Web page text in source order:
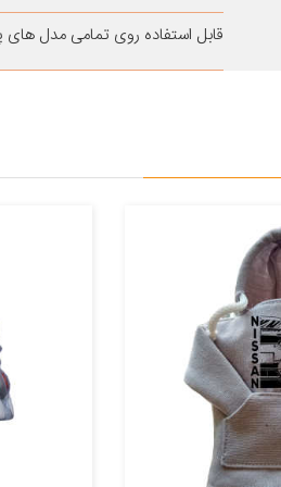
قابل استفاده روی تمامی مدل های